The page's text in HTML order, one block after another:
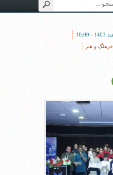
فرهنگ و هنر